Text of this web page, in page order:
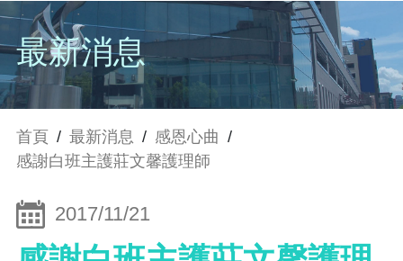
最新消息
首頁 / 最新消息 / 感恩心曲 /
感謝白班主護莊文馨護理師
2017/11/21